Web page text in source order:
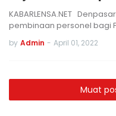
KABARLENSA.NET
pembinaan personel bagi
by Admin - April 01, 2022
Muat